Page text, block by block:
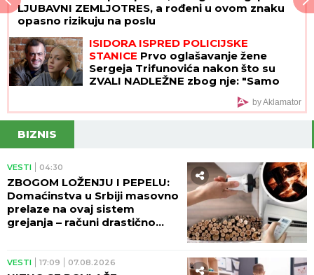
LJUBAVNI ZEMLJOTRES, a rođeni u ovom znaku
opasno rizikuju na poslu
ISIDORA ISPRED POLICIJSKE
STANICE Prvo oglašavanje žene
Sergeja Trifunovića nakon što su
ZVALI NADLEŽNE zbog nje: "Samo
by Aklamator
BIZNIS
VESTI 04:30
ZBOGOM LOŽENJU I PEPELU:
Domaćinstva u Srbiji masovno
prelaze na ovaj sistem
grejanja – računi drastično
VESTI 17:09 07.08.2026